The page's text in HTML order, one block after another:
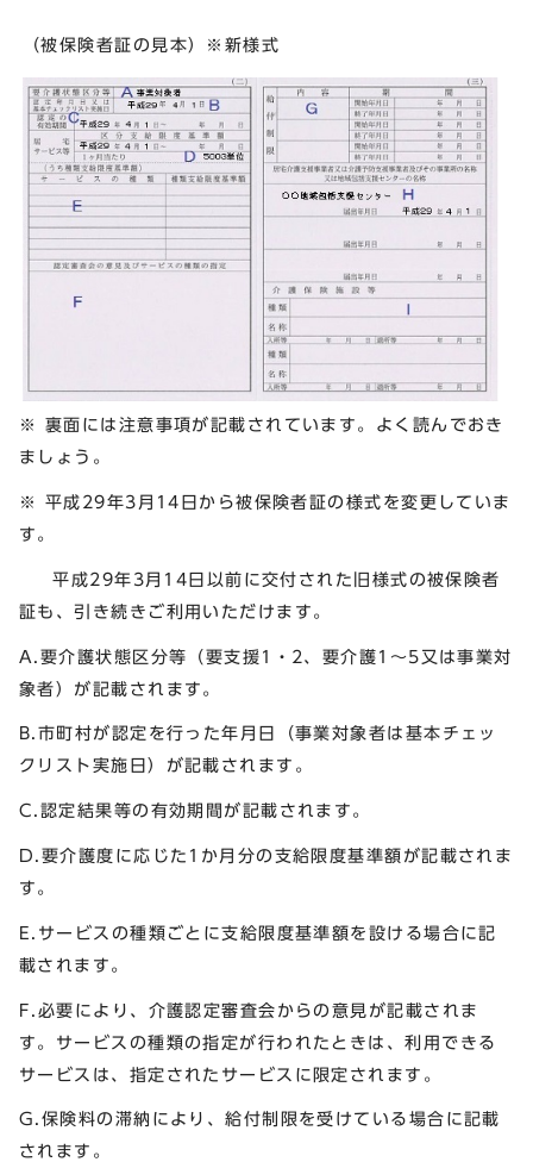
（被保険者証の見本）※新様式
※ 裏面には注意事項が記載されています。よく読んでおき
ましょう。
※ 平成29年3月14日から被保険者証の様式を変更していま
す。
平成29年3月14日以前に交付された旧様式の被保険者
証も、引き続きご利用いただけます。
A.要介護状態区分等（要支援1・2、要介護1～5又は事業対
象者）が記載されます。
B.市町村が認定を行った年月日（事業対象者は基本チェッ
クリスト実施日）が記載されます。
C.認定結果等の有効期間が記載されます。
D.要介護度に応じた1か月分の支給限度基準額が記載されま
す。
E.サービスの種類ごとに支給限度基準額を設ける場合に記
載されます。
F.必要により、介護認定審査会からの意見が記載されま
す。サービスの種類の指定が行われたときは、利用できる
サービスは、指定されたサービスに限定されます。
G.保険料の滞納により、給付制限を受けている場合に記載
されます。